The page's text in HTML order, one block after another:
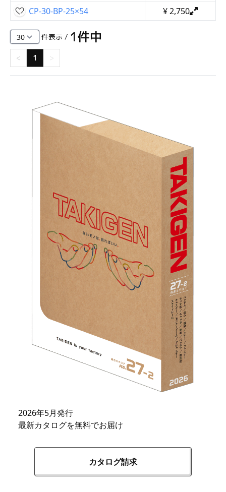
CP-30-BP-25×54 ¥2,750
件表示 / 1件中
< 1 >
2026年5月発行
最新カタログを無料でお届け
カタログ請求